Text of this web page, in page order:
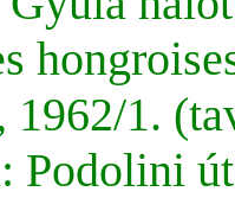
1962/1.